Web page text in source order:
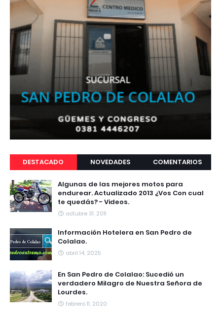
DESTACADO NOVEDADES COMENTARIOS
Algunas de las mejores motos para
endurear. Actualizado 2013 ¿Vos Con cual
te quedás? - Videos.
octubre 31, 2011
Información Hotelera en San Pedro de
Colalao.
abril 14, 2025
En San Pedro de Colalao: Sucedió un
verdadero Milagro de Nuestra Señora de
Lourdes.
febrero 11, 2020